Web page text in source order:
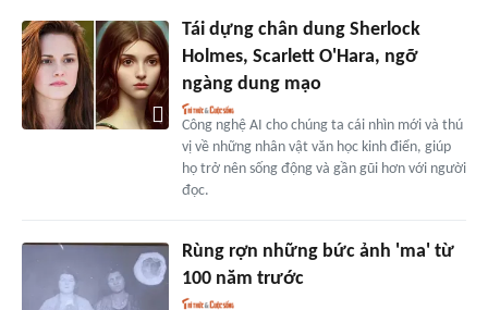
Tái dựng chân dung Sherlock
Holmes, Scarlett O'Hara, ngỡ
ngàng dung mạo
Công nghệ AI cho chúng ta cái nhìn mới và thú
vị về những nhân vật văn học kinh điển, giúp
họ trở nên sống động và gần gũi hơn với người
đọc.
Rùng rợn những bức ảnh 'ma' từ
100 năm trước